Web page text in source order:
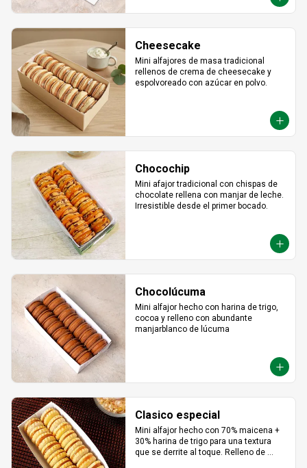
Cheesecake
Mini alfajores de masa tradicional
rellenos de crema de cheesecake y
espolvoreado con azúcar en polvo.
Chocochip
Mini afajor tradicional con chispas de
chocolate rellena con manjar de leche.
Irresistible desde el primer bocado.
Chocolúcuma
Mini alfajor hecho con harina de trigo,
cocoa y relleno con abundante
manjarblanco de lúcuma
Clasico especial
Mini alfajor hecho con 70% maicena +
30% harina de trigo para una textura
que se derrite al toque. Relleno de